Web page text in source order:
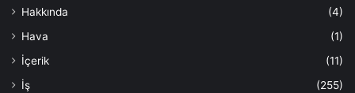
Hakkında
(4)
Hava
(1)
İçerik
(11)
İş
(255)